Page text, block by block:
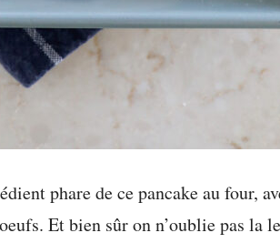
phare de ce pancake au four,
Et bien sûr on n’oublie pas la